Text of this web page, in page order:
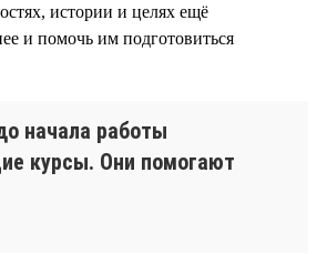
истории и целях ещё
и помочь им подготовиться
начала работы
курсы. Они помогают